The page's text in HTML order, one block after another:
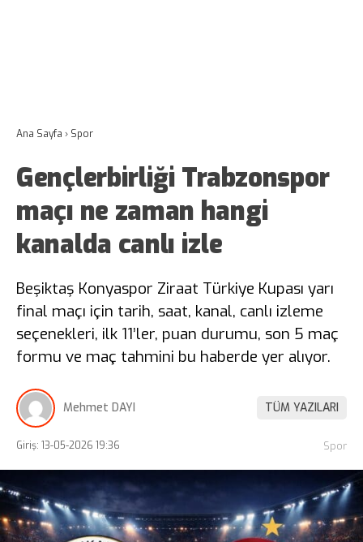
Ana Sayfa › Spor
Gençlerbirliği Trabzonspor
maçı ne zaman hangi
kanalda canlı izle
Beşiktaş Konyaspor Ziraat Türkiye Kupası yarı
final maçı için tarih, saat, kanal, canlı izleme
seçenekleri, ilk 11’ler, puan durumu, son 5 maç
formu ve maç tahmini bu haberde yer alıyor.
Mehmet DAYI TÜM YAZILARI
Giriş: 13-05-2026 19:36 Spor